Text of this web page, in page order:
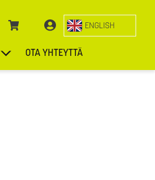
ENGLISH
OTA YHTEYTTÄ